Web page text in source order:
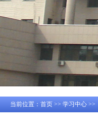
当前位置： 首页 >> 学习中心 >>